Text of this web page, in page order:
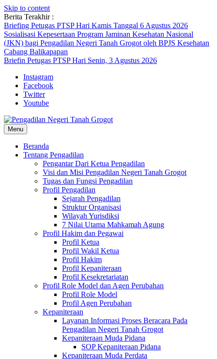
Skip to content
Berita Terakhir :
Briefing Petugas PTSP Hari Kamis Tanggal 6 Agustus 2026
Sosialisasi Kepesertaan Program Jaminan Kesehatan Nasional
(JKN) bagi Pengadilan Negeri Tanah Grogot oleh BPJS Kesehatan
Cabang Balikapapan
Briefin Petugas PTSP Hari Senin, 3 Agustus 2026
Instagram
Facebook
Twitter
Youtube
Menu
Beranda
Tentang Pengadilan
Pengantar Dari Ketua Pengadilan
Visi dan Misi Pengadilan Negeri Tanah Grogot
Tugas dan Fungsi Pengadilan
Profil Pengadilan
Sejarah Pengadilan
Struktur Organisasi
Wilayah Yurisdiksi
7 Nilai Utama Mahkamah Agung
Profil Hakim dan Pegawai
Profil Ketua
Profil Wakil Ketua
Profil Hakim
Profil Kepaniteraan
Profil Kesekretariatan
Profil Role Model dan Agen Perubahan
Profil Role Model
Profil Agen Perubahan
Kepaniteraan
Layanan Informasi Proses Beracara Pada
Pengadilan Negeri Tanah Grogot
Kepaniteraan Muda Pidana
SOP Kepaniteraan Pidana
Kepaniteraan Muda Perdata